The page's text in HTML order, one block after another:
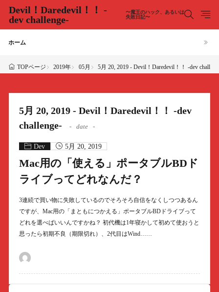
Devil！Daredevil！！ -
dev challenge-
〜魔王のハック、あるいは
失敗日記〜
ホーム
TOPページ 2019年 05月 5月 20, 2019 - Devil！Daredevil！！ -dev
5月 20, 2019 - Devil！Daredevil！！ -dev
challenge-
date
Dev 5月 20, 2019
Mac用の「使える」ポータブルBDド
ライブってどれなんだ？
3連続で買い物に失敗しているのでそろそろ自信をなくしつつあるん
ですが、Mac用の「まともにつかえる」ポータブルBDドライブって
どれを選べばいいんですかね？ 初代機は1年寝かして初めて使おうと
思ったら初期不良（期限切れ）、2代目はWind……